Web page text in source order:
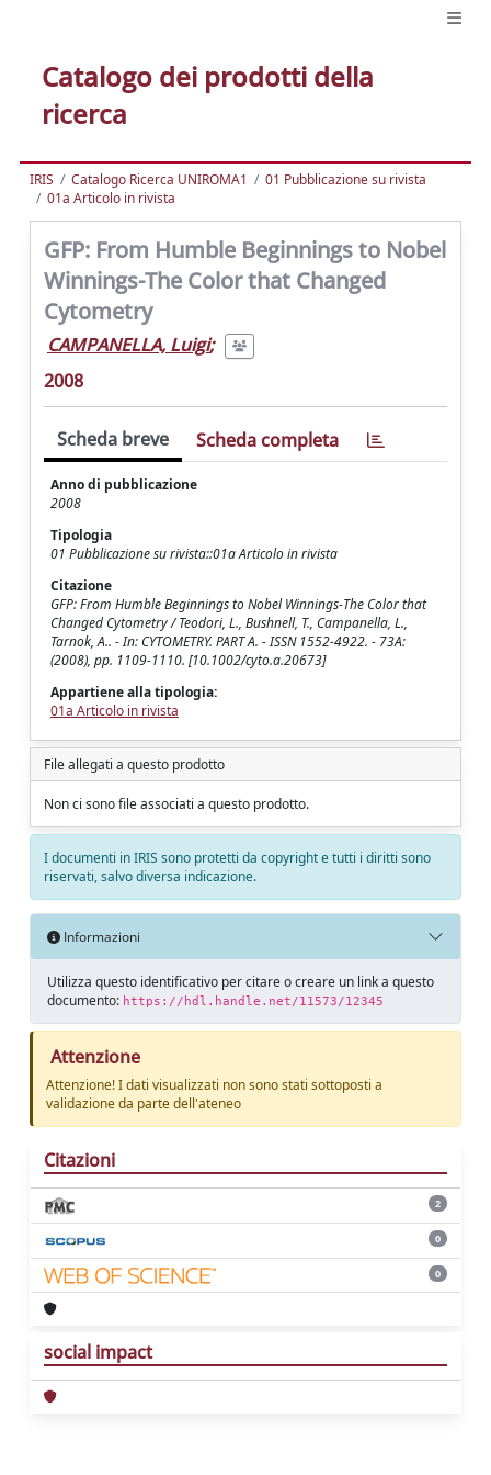
Catalogo dei prodotti della
ricerca
IRIS Catalogo Ricerca UNIROMA1
01 Pubblicazione su rivista
01a Articolo in rivista
GFP: From Humble Beginnings to Nobel
Winnings-The Color that Changed
Cytometry
CAMPANELLA, Luigi;
2008
Scheda breve Scheda completa
Anno di pubblicazione
2008
Tipologia
01 Pubblicazione su rivista::01a Articolo in rivista
Citazione
GFP: From Humble Beginnings to Nobel Winnings-The Color that
Changed Cytometry / Teodori, L., Bushnell, T., Campanella, L.,
Tarnok, A.. - In: CYTOMETRY. PART A. - ISSN 1552-4922. - 73A:
(2008), pp. 1109-1110. [10.1002/cyto.a.20673]
Appartiene alla tipologia:
01a Articolo in rivista
File allegati a questo prodotto
Non ci sono file associati a questo prodotto.
I documenti in IRIS sono protetti da copyright e tutti i diritti sono
riservati, salvo diversa indicazione.
Informazioni
Utilizza questo identificativo per citare o creare un link a questo
documento: https://hdl.handle.net/11573/12345
Attenzione
Attenzione! I dati visualizzati non sono stati sottoposti a
validazione da parte dell'ateneo
Citazioni
2
0
0
social impact